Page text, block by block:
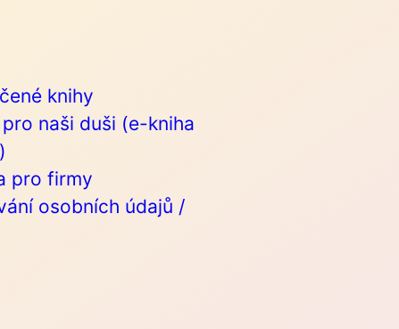
knihy
naši duši (e-kniha
pro firmy
osobních údajů /